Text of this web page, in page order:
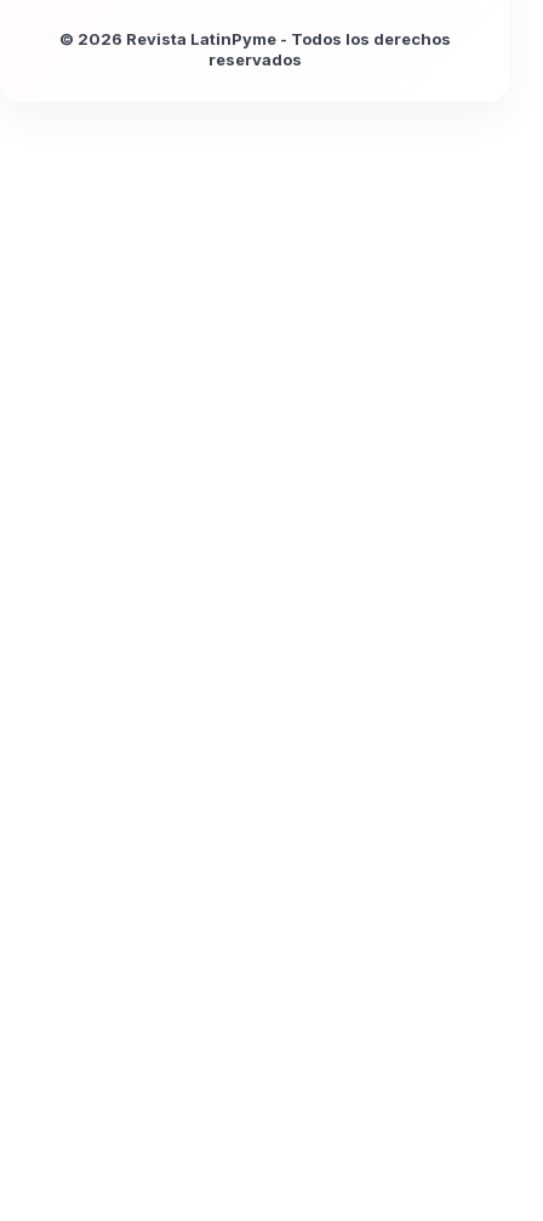
© 2026 Revista LatinPyme - Todos los derechos
reservados